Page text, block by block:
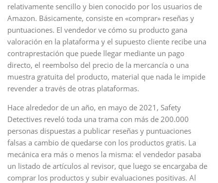
relativamente sencillo y bien conocido por los usuarios de
Amazon. Básicamente, consiste en «comprar» reseñas y
puntuaciones. El vendedor ve cómo su producto gana
valoración en la plataforma y el supuesto cliente recibe una
contraprestación que puede llegar mediante un pago
directo, el reembolso del precio de la mercancía o una
muestra gratuita del producto, material que nada le impide
revender a través de otras plataformas.
Hace alrededor de un año, en mayo de 2021, Safety
Detectives reveló toda una trama con más de 200.000
personas dispuestas a publicar reseñas y puntuaciones
falsas a cambio de quedarse con los productos gratis. La
mecánica era más o menos la misma: el vendedor pasaba
un listado de artículos al revisor, que luego se encargaba de
comprar los productos y subir evaluaciones positivas. Al